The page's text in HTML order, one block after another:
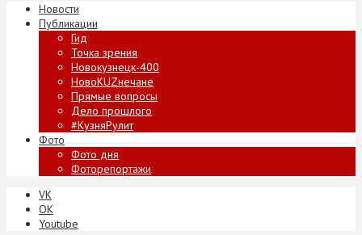
Новости
Публикации
Гид
Точка зрения
Новокузнецк-400
НовоKUZнечане
Прямые вопросы
Дело прошлого
#КузняРулит
Фото
Фото дня
Фоторепортажи
VK
ОК
Youtube